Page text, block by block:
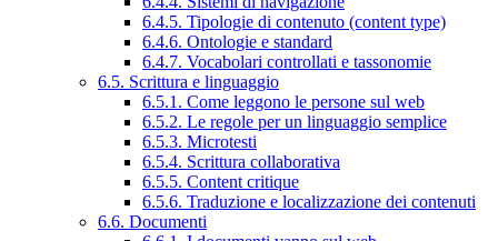
6.4.5. Tipologie di contenuto (content type)
6.4.6. Ontologie e standard
6.4.7. Vocabolari controllati e tassonomie
6.5. Scrittura e linguaggio
6.5.1. Come leggono le persone sul web
6.5.2. Le regole per un linguaggio semplice
6.5.3. Microtesti
6.5.4. Scrittura collaborativa
6.5.5. Content critique
6.5.6. Traduzione e localizzazione dei contenuti
6.6. Documenti